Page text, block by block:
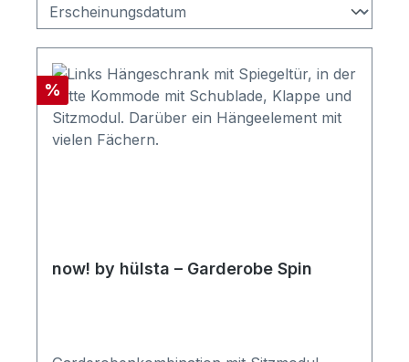
Rabatt
%
now! by hülsta – Garderobe Spin